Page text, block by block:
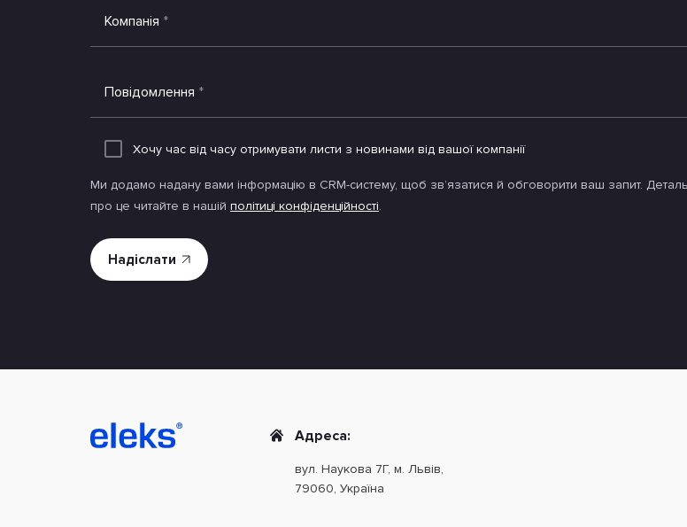
Компанія *
Повідомлення *
Хочу час від часу отримувати листи з новинами від вашої компанії
Ми додамо надану вами інформацію в CRM-систему, щоб звʼязатися й обговорити ваш запит.
про це читайте в нашій політиці конфіденційності.
Адреса:
вул. Наукова 7Г, м. Львів,
79060, Україна